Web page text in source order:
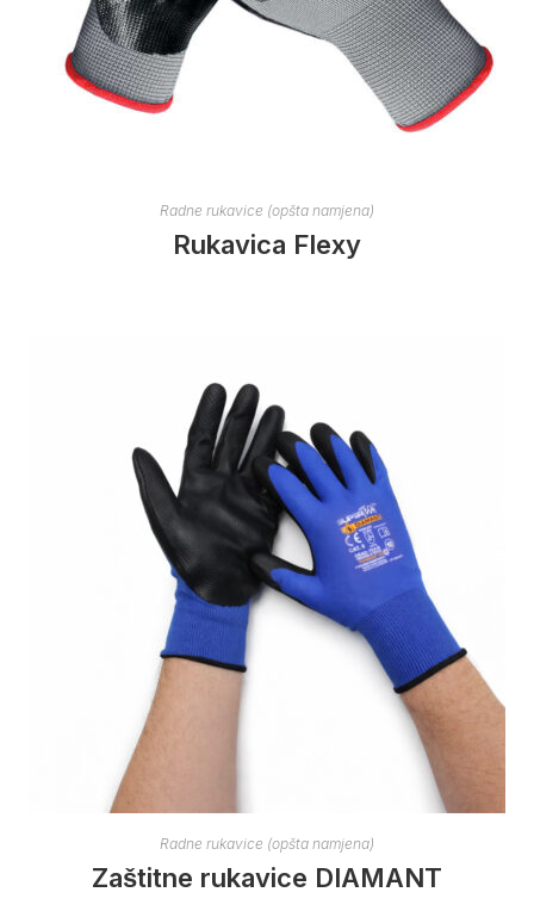
Radne rukavice (opšta namjena)
Rukavica Flexy
Radne rukavice (opšta namjena)
Zaštitne rukavice DIAMANT